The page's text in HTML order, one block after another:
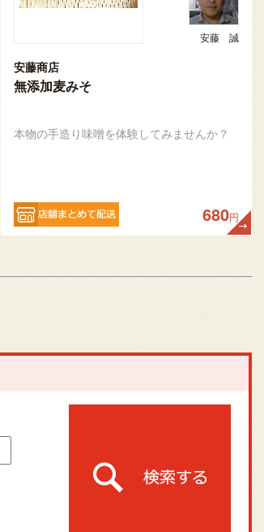
安藤 誠
安藤商店
無添加麦みそ
本物の手造り味噌を体験してみませんか？
680円